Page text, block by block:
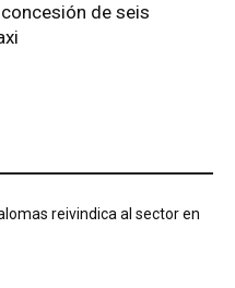
de seis
reivindica al sector en